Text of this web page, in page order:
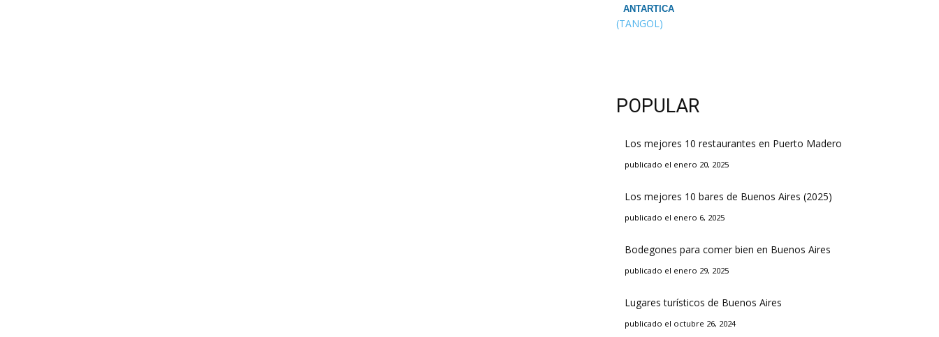
ANTARTICA
(TANGOL)
POPULAR
Los mejores 10 restaurantes en Puerto Madero
publicado el enero 20, 2025
Los mejores 10 bares de Buenos Aires (2025)
publicado el enero 6, 2025
Bodegones para comer bien en Buenos Aires
publicado el enero 29, 2025
Lugares turísticos de Buenos Aires
publicado el octubre 26, 2024